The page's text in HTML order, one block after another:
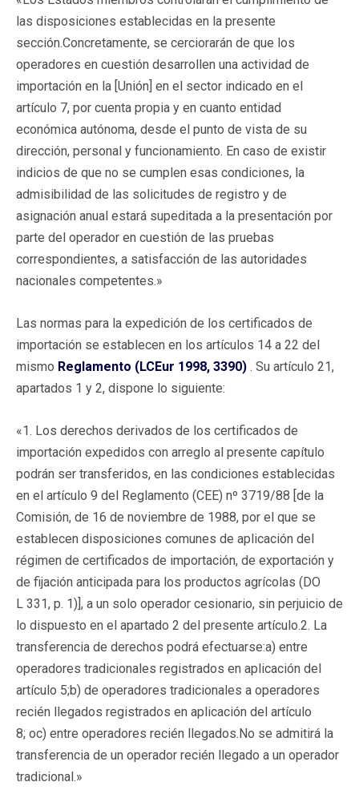
las disposiciones establecidas en la presente
sección.Concretamente, se cerciorarán de que los
operadores en cuestión desarrollen una actividad de
importación en la [Unión] en el sector indicado en el
artículo 7, por cuenta propia y en cuanto entidad
económica autónoma, desde el punto de vista de su
dirección, personal y funcionamiento. En caso de existir
indicios de que no se cumplen esas condiciones, la
admisibilidad de las solicitudes de registro y de
asignación anual estará supeditada a la presentación por
parte del operador en cuestión de las pruebas
correspondientes, a satisfacción de las autoridades
nacionales competentes.»
Las normas para la expedición de los certificados de
importación se establecen en los artículos 14 a 22 del
mismo Reglamento (LCEur 1998, 3390) . Su artículo 21,
apartados 1 y 2, dispone lo siguiente:
«1. Los derechos derivados de los certificados de
importación expedidos con arreglo al presente capítulo
podrán ser transferidos, en las condiciones establecidas
en el artículo 9 del Reglamento (CEE) nº 3719/88 [de la
Comisión, de 16 de noviembre de 1988, por el que se
establecen disposiciones comunes de aplicación del
régimen de certificados de importación, de exportación y
de fijación anticipada para los productos agrícolas (DO
L 331, p. 1)], a un solo operador cesionario, sin perjuicio de
lo dispuesto en el apartado 2 del presente artículo.2. La
transferencia de derechos podrá efectuarse:a) entre
operadores tradicionales registrados en aplicación del
artículo 5;b) de operadores tradicionales a operadores
recién llegados registrados en aplicación del artículo
8; oc) entre operadores recién llegados.No se admitirá la
transferencia de un operador recién llegado a un operador
tradicional.»